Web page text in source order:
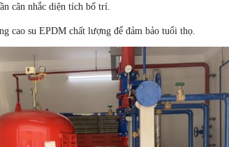
cân nhắc diện tích bố trí.
cao su EPDM chất lượng để đảm bảo tuổi thọ.